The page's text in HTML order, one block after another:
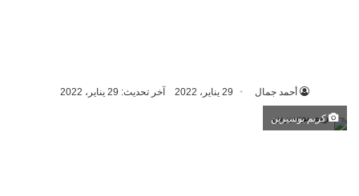
أحمد جمال 29 يناير، 2022 آخر تحديث: 29 يناير، 2022
كريم يوسيرين